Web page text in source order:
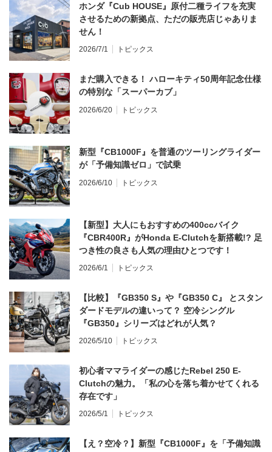
ホンダ『Cub HOUSE』原付二種ライフを充実
させるための新拠点、ただの販売店じゃありま
せん！
2026/7/1 トピックス
まだ購入できる！ ハローキティ50周年記念仕様
の特別な「スーパーカブ」
2026/6/20 トピックス
新型『CB1000F』を普通のツーリングライダー
が「予備知識ゼロ」で試乗
2026/6/10 トピックス
【新型】大人にもおすすめの400ccバイク
『CBR400R』がHonda E-Clutchを新搭載!? 足
つき性の良さも人気の理由ひとつです！
2026/6/1 トピックス
【比較】『GB350 S』や『GB350 C』 とスタン
ダードモデルの違いって？ 空冷シングル
『GB350』シリーズはどれが人気？
2026/5/10 トピックス
初心者ママライダーの感じたRebel 250 E-
Clutchの魅力。「私の心を落ち着かせてくれる
存在です」
2026/5/1 トピックス
【え？空冷？】新型『CB1000F』を「予備知識